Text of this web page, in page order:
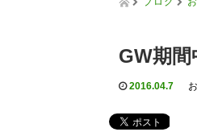
GW期
2016.04.7